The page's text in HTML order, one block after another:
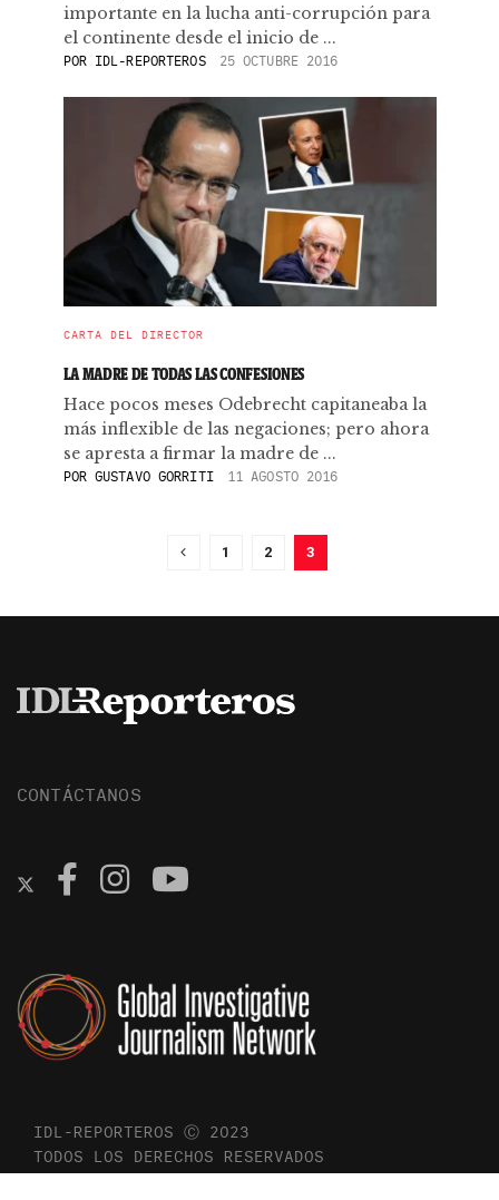
importante en la lucha anti-corrupción para
el continente desde el inicio de ...
POR IDL-REPORTEROS 25 OCTUBRE 2016
CARTA DEL DIRECTOR
LA MADRE DE TODAS LAS CONFESIONES
Hace pocos meses Odebrecht capitaneaba la
más inflexible de las negaciones; pero ahora
se apresta a firmar la madre de ...
POR GUSTAVO GORRITI 11 AGOSTO 2016
1 2 3
CONTÁCTANOS
IDL-REPORTEROS Ⓒ 2023
TODOS LOS DERECHOS RESERVADOS